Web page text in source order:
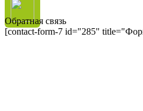
Обратная связь
[contact-form-7 id="285"